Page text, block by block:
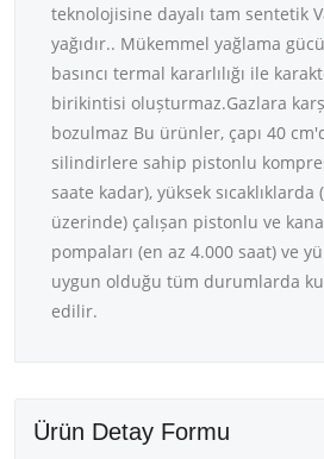
teknolojisine dayalı tam sentetik
yağıdır.. Mükemmel yağlama
basıncı termal kararlılığı ile
birikintisi olușturmaz.Gazlara
bozulmaz Bu ürünler, çapı 40
silindirlere sahip pistonlu
saate kadar), yüksek sıcaklıklarda
üzerinde) çalıșan pistonlu ve
pompaları (en az 4.000 saat) ve
uygun olduğu tüm durumlarda
edilir.
Ürün Detay Formu